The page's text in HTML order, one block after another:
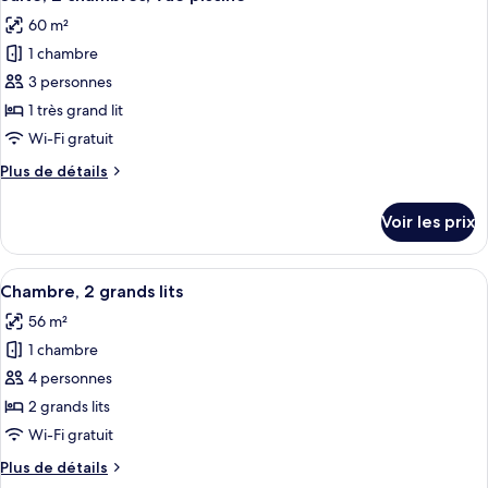
lit
(Mobility
&
Hearing,
Roll-
in
Shower)
Suite,
grand
lit
(Mobility
Hearing,
toutes
les
photos
pour
ce
type
chambre :
chambres,
vue
piscine
60 m²
1 chambre
3 personnes
1 très grand lit
Wi-Fi gratuit
Plus de détails
Plus
le
type
de
Suite,
2
vue
piscine
Voir les prix
Afficher
toutes
les
photos
pour
ce
type
chambre :
Une chambre d’hôtel avec deux
4
Chambre, 2 grands lits
56 m²
1 chambre
4 personnes
2 grands lits
Wi-Fi gratuit
Plus de détails
Plus